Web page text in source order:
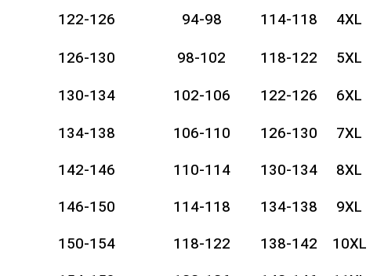
4XL
114-118
94-98
122-126
5XL
118-122
98-102
126-130
6XL
122-126
102-106
130-134
7XL
126-130
106-110
134-138
8XL
130-134
110-114
142-146
9XL
134-138
114-118
146-150
10XL
138-142
118-122
150-154